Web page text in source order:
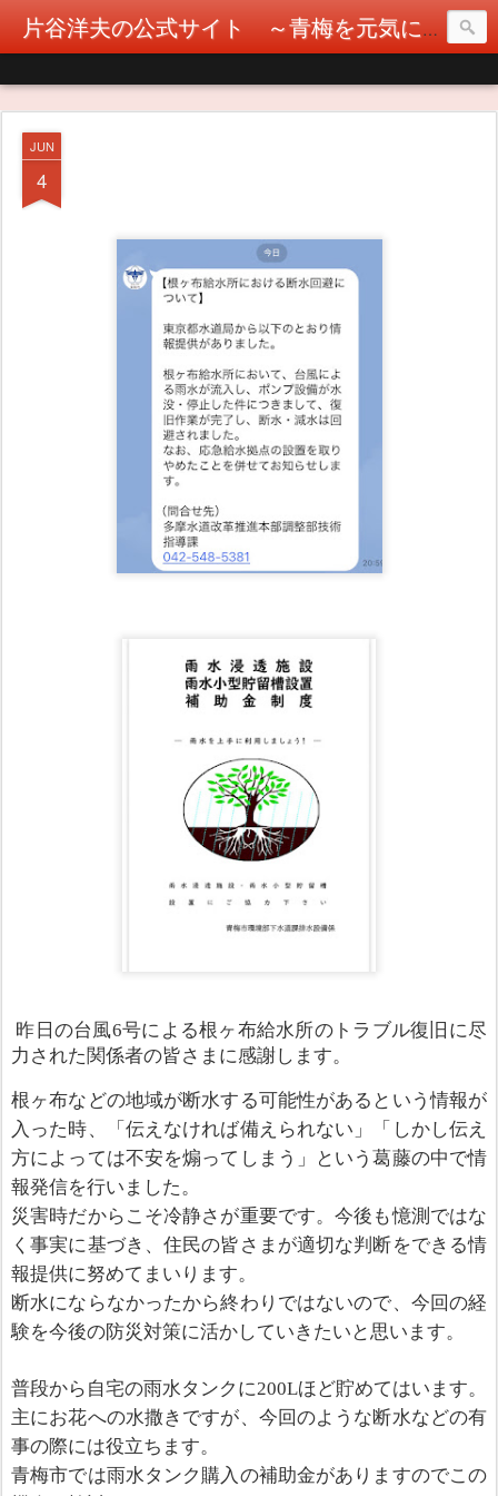
片谷洋夫の公式サイト ～青梅を元気に！カタヤぶりな挑戦！～
JUN
4
昨日の台風6号による根ヶ布給水所のトラブル復旧に尽
力された関係者の皆さまに感謝します。
根ヶ布などの地域が断水する可能性があるという情報が
入った時、「伝えなければ備えられない」「しかし伝え
方によっては不安を煽ってしまう」という葛藤の中で情
報発信を行いました。
災害時だからこそ冷静さが重要です。今後も憶測ではな
く事実に基づき、住民の皆さまが適切な判断をできる情
報提供に努めてまいります。
断水にならなかったから終わりではないので、今回の経
験を今後の防災対策に活かしていきたいと思います。
普段から自宅の雨水タンクに200Lほど貯めてはいます。
主にお花への水撒きですが、今回のような断水などの有
事の際には役立ちます。
青梅市では雨水タンク購入の補助金がありますのでこの